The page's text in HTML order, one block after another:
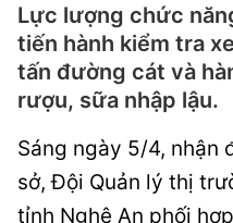
Lực lượng chức
tiến hành kiểm tra
tấn đường cát và
rượu, sữa nhập lậu.
Sáng ngày 5/4, nhận
sở, Đội Quản lý thị
tỉnh Nghệ An phối